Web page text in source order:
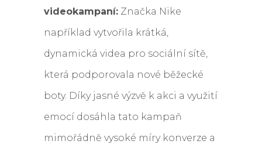
videokampaní:Značka Nike
například vytvořila krátká,
dynamická videa pro sociální sítě,
která podporovala nové běžecké
boty. Díky jasné výzvě k akci a využití
emocí dosáhla tato kampaň
mimořádně vysoké míry konverze a